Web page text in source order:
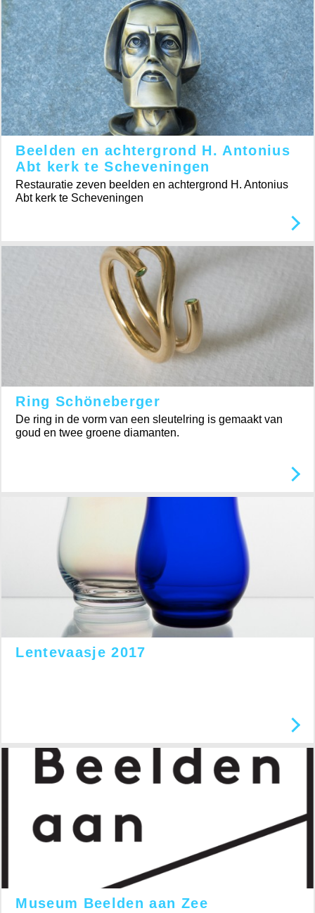
Beelden en achtergrond H. Antonius
Abt kerk te Scheveningen
Restauratie zeven beelden en achtergrond H. Antonius
Abt kerk te Scheveningen
Ring Schöneberger
De ring in de vorm van een sleutelring is gemaakt van
goud en twee groene diamanten.
Lentevaasje 2017
Museum Beelden aan Zee